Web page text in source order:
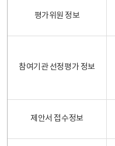
평가위원 정보
참여기관 선정평가 정보
제안서 접수정보